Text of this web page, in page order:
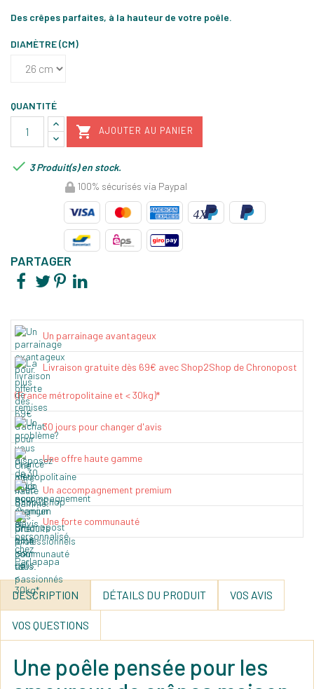
Des crêpes parfaites, à la hauteur de votre poêle.
DIAMÈTRE (CM)
QUANTITÉ
 AJOUTER AU PANIER
 3 Produit(s) en stock.
100% sécurisés via Paypal
PARTAGER
Un parrainage avantageux
Livraison gratuite dès 69€ avec Shop2Shop de Chronopost
(France métropolitaine et < 30kg)*
30 jours pour changer d'avis
Une offre haute gamme
Un accompagnement premium
Une forte communauté
DESCRIPTION DÉTAILS DU PRODUIT VOS AVIS
VOS QUESTIONS
Une poêle pensée pour les